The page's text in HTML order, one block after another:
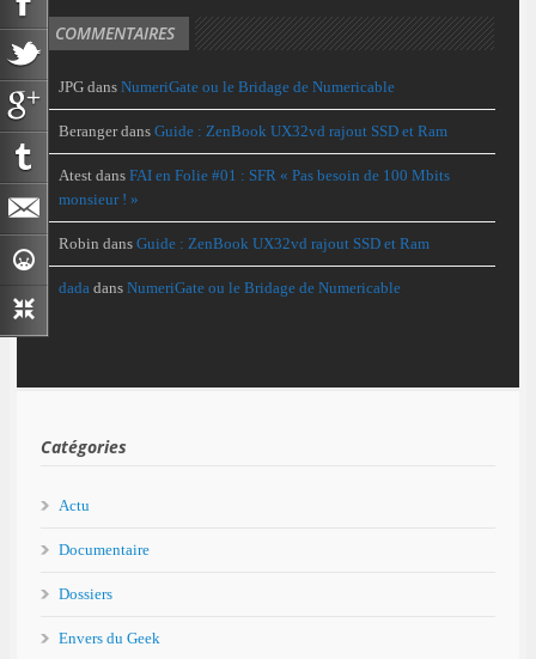
COMMENTAIRES
JPG dans NumeriGate ou le Bridage de Numericable
Berangerdans Guide : ZenBook UX32vd rajout SSD et Ram
Atest dans FAI en Folie #01 : SFR « Pas besoin de 100 Mbits
monsieur ! »
Robin dans Guide : ZenBook UX32vd rajout SSD et Ram
dada dans NumeriGate ou le Bridage de Numericable
Catégories
Actu
Documentaire
Dossiers
Envers du Geek